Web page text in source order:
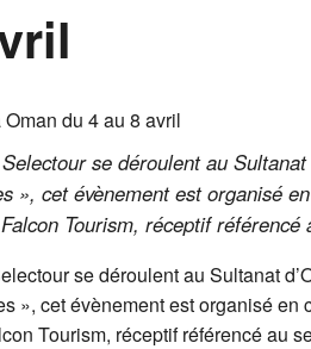
se déroulent au
», cet évènement est organisé
Tourism, réceptif
se déroulent au Sultanat
», cet évènement est organisé
Tourism, réceptif référencé au